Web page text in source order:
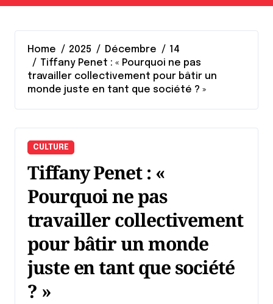
Home 2025 Décembre
14
Tiffany Penet : « Pourquoi ne pas
travailler collectivement pour bâtir un
monde juste en tant que société ? »
CULTURE
Tiffany Penet : «
Pourquoi ne pas
travailler collectivement
pour bâtir un monde
juste en tant que société
? »